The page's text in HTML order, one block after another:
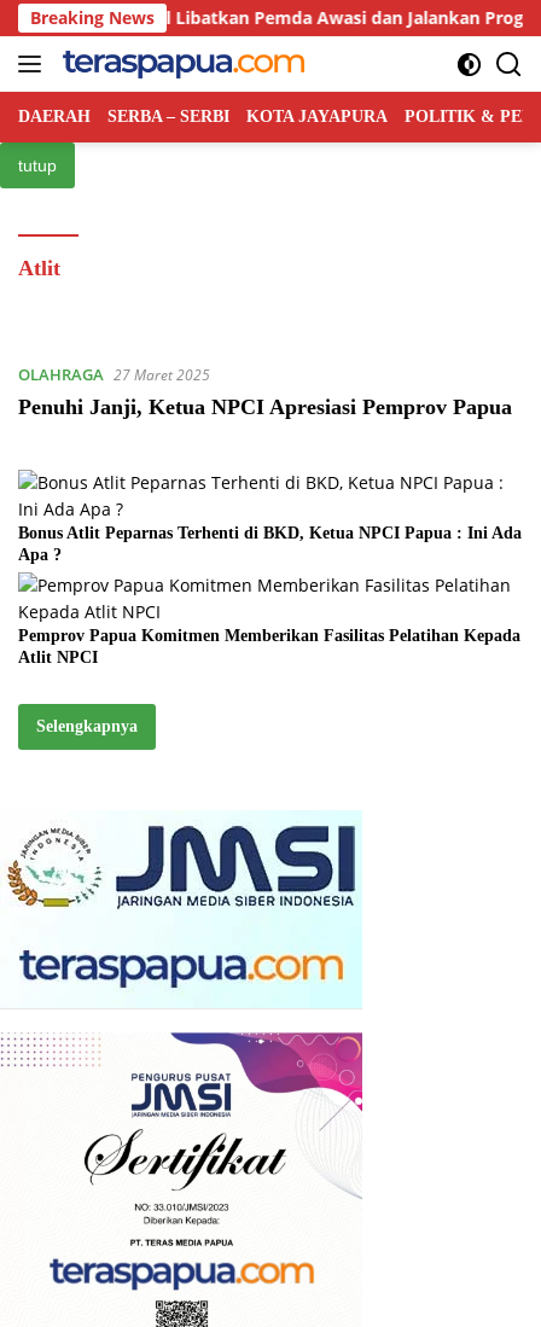
Langsung
ke
konten
Breaking News
Pusat Bakal Libatkan Pemda Awasi dan Jalankan Program
DAERAH SERBA – SERBI KOTA JAYAPURA POLITIK &
tutup
Atlit
OLAHRAGA 27 Maret 2025
Penuhi Janji, Ketua NPCI Apresiasi Pemprov Papua
Bonus Atlit Peparnas Terhenti di BKD, Ketua NPCI Papua : Ini Ada
Apa ?
Pemprov Papua Komitmen Memberikan Fasilitas Pelatihan Kepada
Atlit NPCI
Selengkapnya